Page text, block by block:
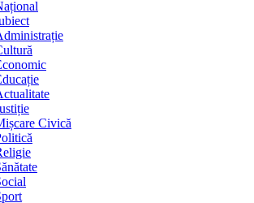
Civică